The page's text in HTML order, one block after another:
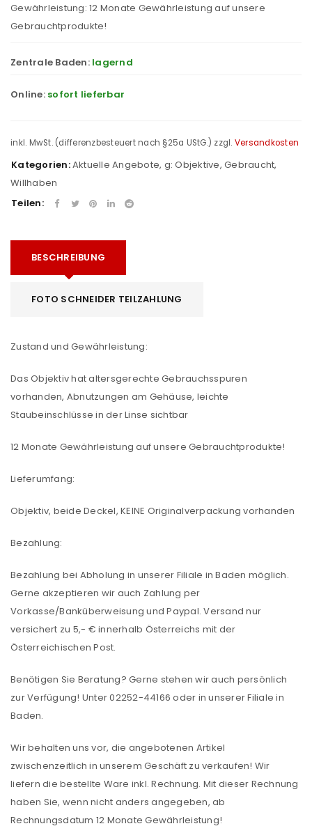
ANMELDEN
Benutzername oder E-Mail-Adresse*
Gewährleistung: 12 Monate Gewährleistung auf unsere
Gebrauchtprodukte!
Zentrale Baden: lagernd
Online: sofort lieferbar
inkl. MwSt. (differenzbesteuert nach §25a UStG.) zzgl. Versandkosten
Kategorien:Aktuelle Angebote, g: Objektive, Gebraucht,
Willhaben
Teilen:
BESCHREIBUNG
FOTO SCHNEIDER TEILZAHLUNG
Zustand und Gewährleistung:
Das Objektiv hat altersgerechte Gebrauchsspuren
vorhanden, Abnutzungen am Gehäuse, leichte
Staubeinschlüsse in der Linse sichtbar
12 Monate Gewährleistung auf unsere Gebrauchtprodukte!
Lieferumfang:
Objektiv, beide Deckel, KEINE Originalverpackung vorhanden
Bezahlung:
Bezahlung bei Abholung in unserer Filiale in Baden möglich.
Gerne akzeptieren wir auch Zahlung per
Vorkasse/Banküberweisung und Paypal. Versand nur
versichert zu 5,- € innerhalb Österreichs mit der
Österreichischen Post.
Benötigen Sie Beratung? Gerne stehen wir auch persönlich
zur Verfügung! Unter 02252-44166 oder in unserer Filiale in
Baden.
Wir behalten uns vor, die angebotenen Artikel
zwischenzeitlich in unserem Geschäft zu verkaufen! Wir
liefern die bestellte Ware inkl. Rechnung. Mit dieser Rechnung
haben Sie, wenn nicht anders angegeben, ab
Rechnungsdatum 12 Monate Gewährleistung!